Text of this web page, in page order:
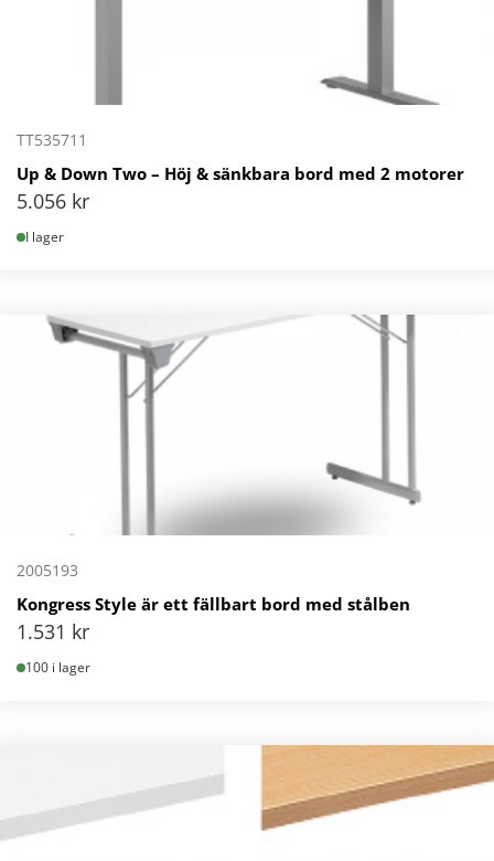
TT535711
Up & Down Two – Höj & sänkbara bord med 2 motorer
5.056 kr
I lager
2005193
Kongress Style är ett fällbart bord med stålben
1.531 kr
100 i lager